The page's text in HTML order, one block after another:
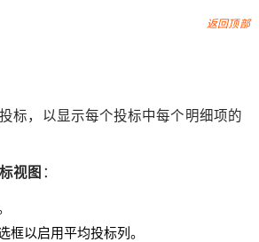
返回顶部
标，以显示每个投标中每个明细项的
视图 ：
框以启用平均投标列。